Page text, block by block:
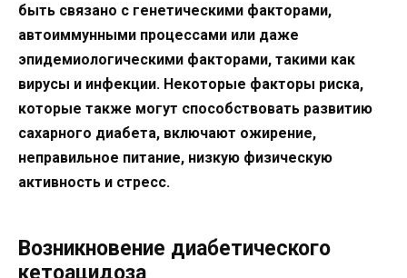
быть связано с генетическими факторами,
автоиммунными процессами или даже
эпидемиологическими факторами, такими как
вирусы и инфекции. Некоторые факторы риска,
которые также могут способствовать развитию
сахарного диабета, включают ожирение,
неправильное питание, низкую физическую
активность и стресс.
Возникновение диабетического
кетоацидоза